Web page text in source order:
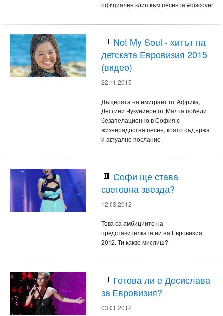
официален клип към песента #discover
Not My Soul - хитът на
детската Евровизия 2015
(видео)
22.11.2015
Дъщерята на имигрант от Африка,
Дестини Чукуниере от Малта победи
безапелационно в София с
жизнерадостна песен, която съдържа
и актуално послание
Софи ще става
световна звезда?
12.03.2012
Това са амбициите на
представителката ни на Евровизия
2012. Ти какво мислиш?
Готова ли е Десислава
за Евровизия?
03.01.2012